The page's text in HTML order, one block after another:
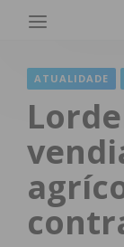
ATUALIDADE